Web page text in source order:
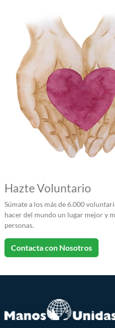
Hazte Voluntario
Súmate a los más de 6.000
hacer del mundo un lugar mejor y
personas.
Contacta con Nosotros